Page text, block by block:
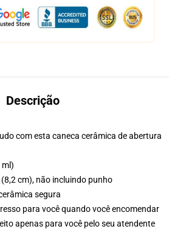
Descrição
com esta caneca cerâmica de abertura
ml)
cm), não incluindo punho
segura
para você quando você encomendar
apenas para você pelo seu atendente